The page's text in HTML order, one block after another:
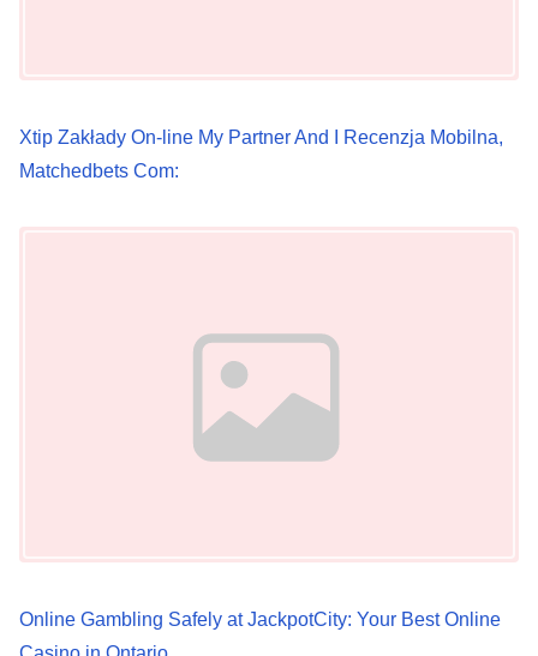
Xtip Zakłady On-line My Partner And I Recenzja Mobilna,
Matchedbets Com:
Image Placeholder
Online Gambling Safely at JackpotCity: Your Best Online